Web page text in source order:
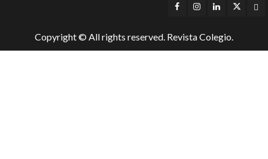
Facebook
Instagram
LinkedInTwitter
Copyright © All rights reserved. Revista Colegio.